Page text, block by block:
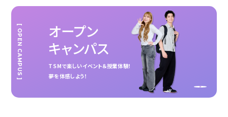
オープン
キャンパス
TSMで楽しいイベント＆授業体験！
夢を体感しよう！
[ OPEN CAMPUS ]